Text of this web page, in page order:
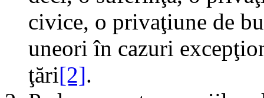
civice, o privaţiune de
uneori în cazuri
ţări[2].